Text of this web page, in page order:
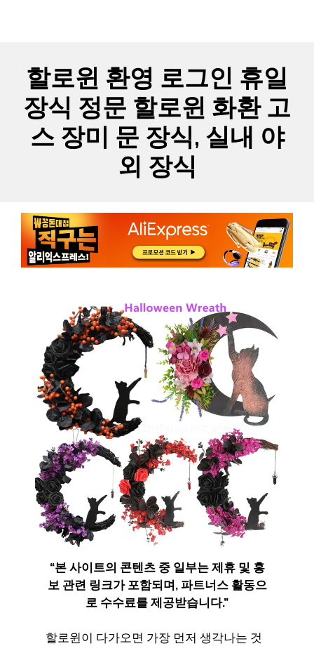
할로윈 환영 로그인 휴일
장식 정문 할로윈 화환 고
스 장미 문 장식, 실내 야
외 장식
“본 사이트의 콘텐츠 중 일부는 제휴 및 홍
보 관련 링크가 포함되며, 파트너스 활동으
로 수수료를 제공받습니다.”
할로윈이 다가오면 가장 먼저 생각나는 것